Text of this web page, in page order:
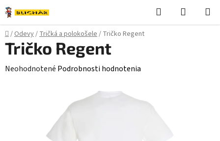
Prejsť
na
obsah
Hľadať
KOŠÍK
Domov
/Odevy/Tričká a polokošele/ Tričko Regent
Tričko Regent
Priemerné
Neohodnotené Podrobnosti hodnotenia